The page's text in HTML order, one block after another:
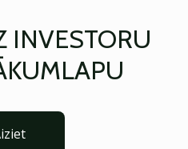
INVESTORU